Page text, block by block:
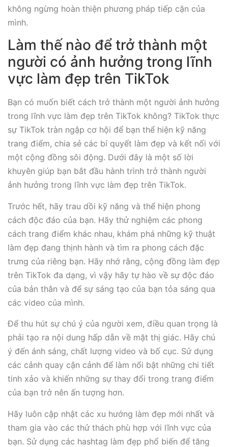
không ngừng hoàn thiện phương pháp tiếp cận của
mình.
Làm thế nào để trở thành một
người có ảnh hưởng trong lĩnh
vực làm đẹp trên TikTok
Bạn có muốn biết cách trở thành một người ảnh hưởng
trong lĩnh vực làm đẹp trên TikTok không? TikTok thực
sự TikTok tràn ngập cơ hội để bạn thể hiện kỹ năng
trang điểm, chia sẻ các bí quyết làm đẹp và kết nối với
một cộng đồng sôi động. Dưới đây là một số lời
khuyên giúp bạn bắt đầu hành trình trở thành người
ảnh hưởng trong lĩnh vực làm đẹp trên TikTok.
Trước hết, hãy trau dồi kỹ năng và thể hiện phong
cách độc đáo của bạn. Hãy thử nghiệm các phong
cách trang điểm khác nhau, khám phá những kỹ thuật
làm đẹp đang thịnh hành và tìm ra phong cách đặc
trưng của riêng bạn. Hãy nhớ rằng, cộng đồng làm đẹp
trên TikTok đa dạng, vì vậy hãy tự hào về sự độc đáo
của bản thân và để sự sáng tạo của bạn tỏa sáng qua
các video của mình.
Để thu hút sự chú ý của người xem, điều quan trọng là
phải tạo ra nội dung hấp dẫn về mặt thị giác. Hãy chú
ý đến ánh sáng, chất lượng video và bố cục. Sử dụng
các cảnh quay cận cảnh để làm nổi bật những chi tiết
tinh xảo và khiến những sự thay đổi trong trang điểm
của bạn trở nên ấn tượng hơn.
Hãy luôn cập nhật các xu hướng làm đẹp mới nhất và
tham gia vào các thử thách phù hợp với lĩnh vực của
bạn. Sử dụng các hashtag làm đẹp phổ biến để tăng